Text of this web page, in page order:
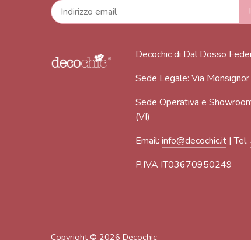
Decochic di Dal Dosso
Sede Legale: Via
Sede Operativa e
(VI)
Email:info@decochic.it | Tel.
P.IVA IT03670950249
Copyright © 2026Decochic